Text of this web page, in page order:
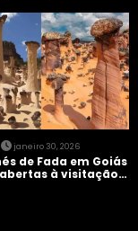
em Goiânia
janeiro 30, 2026
de Fada em Goiás
à visitação